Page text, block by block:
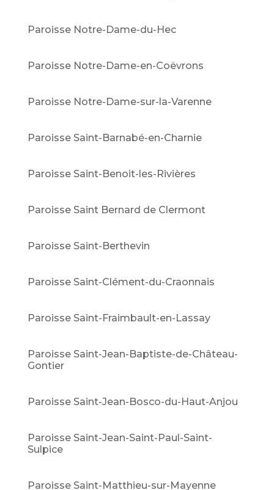
Paroisse Notre-Dame-du-Hec
Paroisse Notre-Dame-en-Coëvrons
Paroisse Notre-Dame-sur-la-Varenne
Paroisse Saint-Barnabé-en-Charnie
Paroisse Saint-Benoit-les-Rivières
Paroisse Saint Bernard de Clermont
Paroisse Saint-Berthevin
Paroisse Saint-Clément-du-Craonnais
Paroisse Saint-Fraimbault-en-Lassay
Paroisse Saint-Jean-Baptiste-de-Château-
Gontier
Paroisse Saint-Jean-Bosco-du-Haut-Anjou
Paroisse Saint-Jean-Saint-Paul-Saint-
Sulpice
Paroisse Saint-Matthieu-sur-Mayenne